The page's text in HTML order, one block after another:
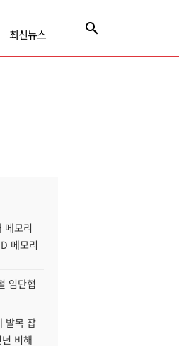
최신뉴스
메모리
메모리
임단협
발목 잡
비해